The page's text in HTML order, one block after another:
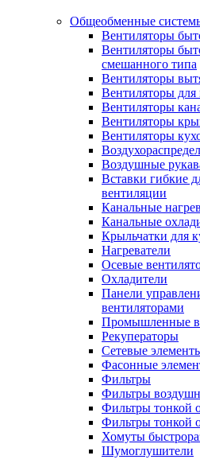
Общеобменные
Вентиляторы
Вентиляторы
смешанного типа
Вентиляторы
Вентиляторы
Вентиляторы
Вентиляторы
Вентиляторы
Воздушные
Вставки гибкие
вентиляции
Канальные
Канальные
Крыльчатки для
Нагреватели
Осевые
Охладители
Панели
вентиляторами
Промышленные
Рекуператоры
Сетевые
Фасонные
Фильтры
Фильтры
Фильтры тонкой
Фильтры тонкой
Хомуты
Шумоглушители